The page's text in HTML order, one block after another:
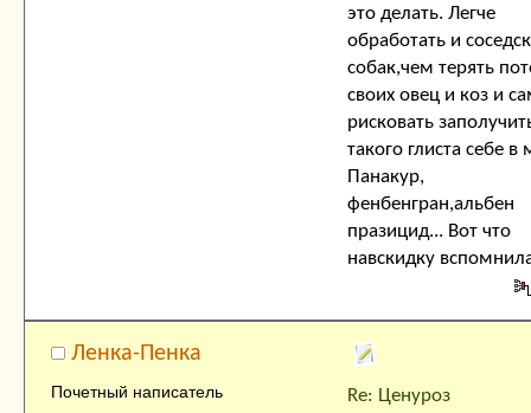
это делать. Легче
обработать и
собак,чем терять
своих овец и коз и
рисковать
такого глиста себе в
Панакур,
фенбенгран,альбен
празицид... Вот что
навскидку
Ленка-Пенка
Почетный написатель
Re: Ценуроз